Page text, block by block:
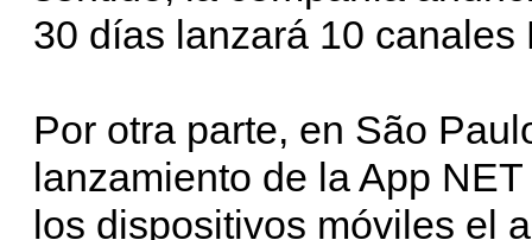
30 días lanzará 10
Por otra parte, en São
lanzamiento de la App
los dispositivos móviles el